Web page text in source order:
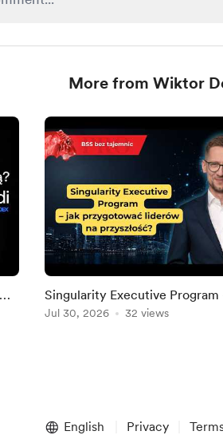
More from Wiktor
Singularity Executive Program
przygotować liderów na
Jul 30, 2026 32 views
English Privacy